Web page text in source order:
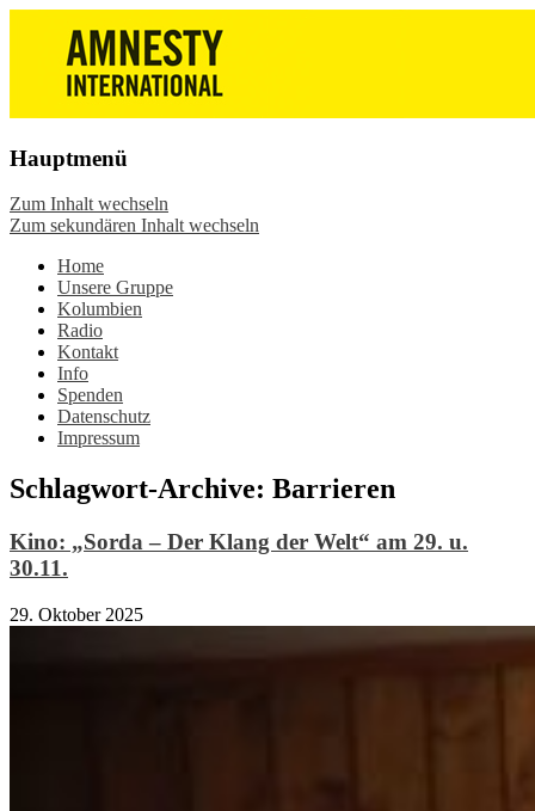
Amnesty International
Wiesbaden – Infos, Adresse,
Gruppentreffen
Die Wiesbadener Amnesty-Gruppen
stellen sich vor, bieten interessante
Veranstaltungen und Aktionen zum
Mitmachen – online oder in der Gruppe.
Sei dabei.
Hauptmenü
Zum Inhalt wechseln
Zum sekundären Inhalt wechseln
Home
Unsere Gruppe
Kolumbien
Radio
Kontakt
Info
Spenden
Datenschutz
Impressum
Schlagwort-Archive: Barrieren
Kino: „Sorda – Der Klang der Welt“ am 29. u.
30.11.
29. Oktober 2025